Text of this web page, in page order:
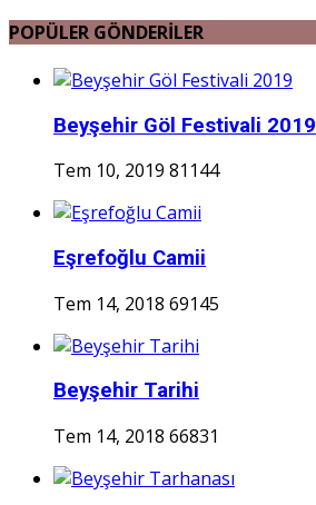
POPÜLER GÖNDERİLER
Beyşehir Göl Festivali 2019
Tem 10, 2019 81144
Eşrefoğlu Camii
Tem 14, 2018 69145
Beyşehir Tarihi
Tem 14, 2018 66831